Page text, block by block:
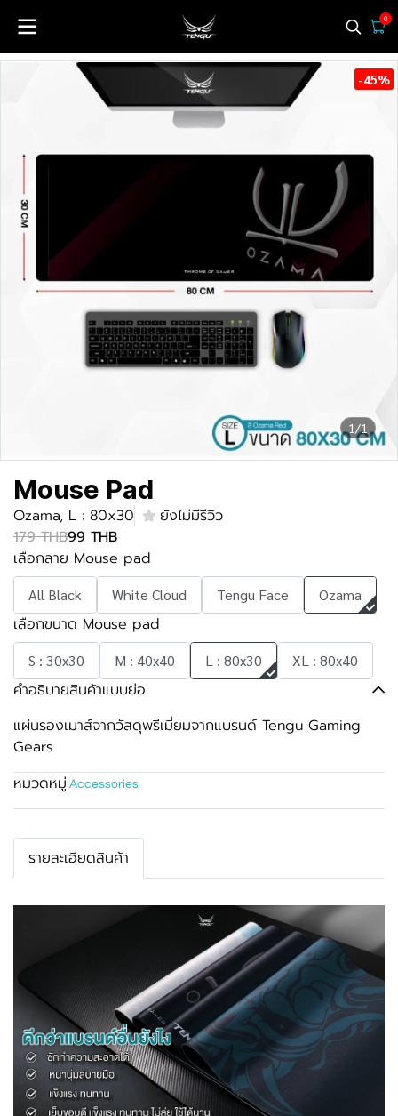
0
1/1
-45%
Mouse Pad
Ozama, L : 80x30
ยังไม่มีรีวิว
179 THB99 THB
เลือกลาย Mouse pad
All Black White Cloud Tengu Face Ozama
เลือกขนาด Mouse pad
S : 30x30 M : 40x40 L : 80x30 XL : 80x40
คำอธิบายสินค้าแบบย่อ
แผ่นรองเมาส์จากวัสดุพรีเมี่ยมจากแบรนด์ Tengu Gaming
Gears
หมวดหมู่:Accessories
รายละเอียดสินค้า